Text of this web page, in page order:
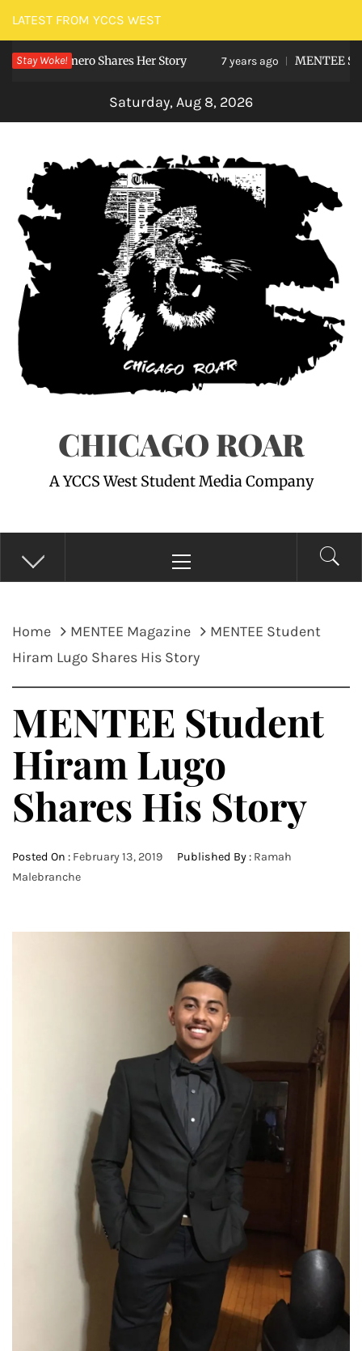
Skip
to
content
LATEST FROM YCCS WEST
Stay Woke!
Romero Shares Her Story 7 years ago MENTEE
Saturday, Aug 8, 2026
CHICAGO ROAR
A YCCS West Student Media Company
Menu
Home MENTEE Magazine
MENTEE Student
Hiram Lugo Shares His Story
MENTEE Student
Hiram Lugo
Shares His Story
Posted On : February 13, 2019 Published By : Ramah
Malebranche